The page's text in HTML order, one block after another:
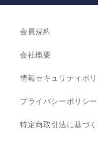
会員規約
会社概要
情報セキュリティポ
プライバシーポリシー
特定商取引法に基づ